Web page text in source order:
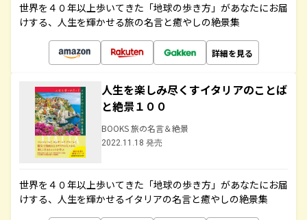
世界を４０年以上歩いてきた「地球の歩き方」があなたにお届
けする、人生を輝かせる旅の名言と癒やしの絶景集
詳細を見る
人生を楽しみ尽くすイタリアのことば
と絶景１００
BOOKS 旅の名言＆絶景
2022.11.18 発売
世界を４０年以上歩いてきた「地球の歩き方」があなたにお届
けする、人生を輝かせるイタリアの名言と癒やしの絶景集